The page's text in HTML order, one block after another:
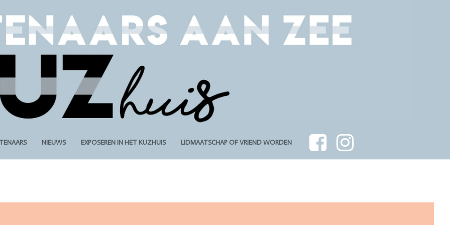
NIEUWS EXPOSEREN IN HET KUZHUIS LIDMAATSCHAP OF VRIEND WORDEN